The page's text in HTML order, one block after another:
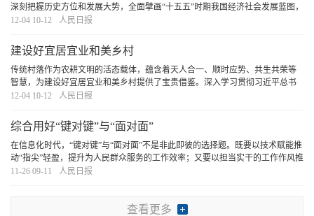
深刻把握历史方位和发展大势，全面擘画“十五五”时期我国经济社会发展蓝图，
对发挥积极财政政策作用提出明确要求。我们要以改革的思维、创新的精神，
12-04 10-12 人民日报
建设好宜居宜业和美乡村
传统村落作为农耕文明的活态载体，蕴含着天人合一、顺时应势、共生共荣等
智慧，为建设好宜居宜业和美乡村提供了宝贵借鉴。深入学习贯彻习近平总书
记重要讲话精神，认真学习贯彻党的二十届四中全会精神，要挖掘传统村落生
12-04 10-12 人民日报
综合用好“键对键”与“面对面”
在信息化时代，“键对键”与“面对面”不是非此即彼的选择题。既要以技术赋能推
动“指尖”轻盈，提升为人民群众服务的工作效率；又要以担当实干的工作作风推
动“脚尖”下沉，深入了解实际、解决问题。协同发挥“键对键”和“面对面”的重要
11-26 09-11 人民日报
查看更多